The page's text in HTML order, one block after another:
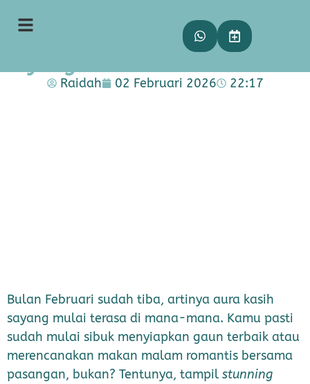
Rahasia Valentine Glow: 2
Treatment Ampuh untuk Kulit
Raidah 02 Februari 2026 22:17
Bulan Februari sudah tiba, artinya aura kasih
sayang mulai terasa di mana-mana. Kamu pasti
sudah mulai sibuk menyiapkan gaun terbaik atau
merencanakan makan malam romantis bersama
pasangan, bukan? Tentunya, tampil stunning